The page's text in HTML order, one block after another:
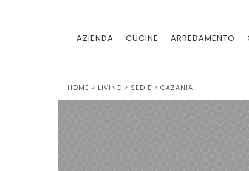
AZIENDA CUCINE ARREDAMENTO
HOME > LIVING > SEDIE > GAZANIA